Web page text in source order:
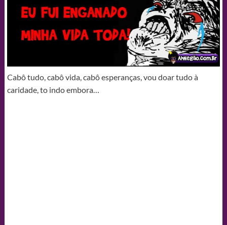
Cabô tudo, cabô vida, cabô esperanças, vou doar tudo à
caridade, to indo embora…